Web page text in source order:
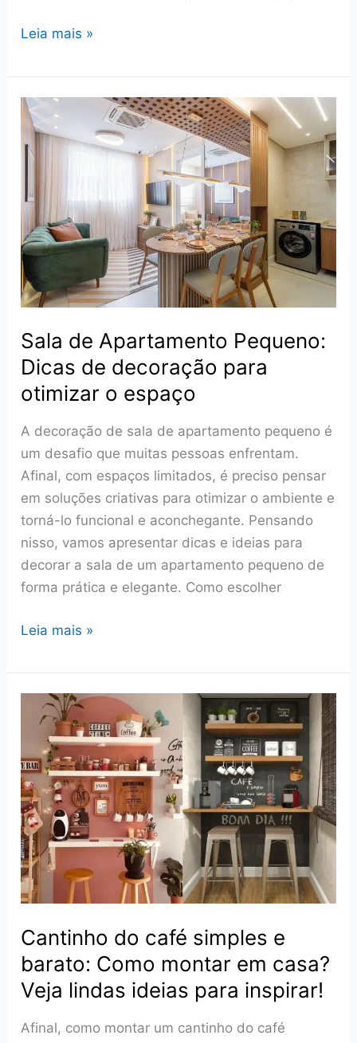
Sala
como
fazer?
Veja
+70
inspirar
e
descubra
ideias!
Leia mais »
Sala de Apartamento Pequeno:
Dicas de decoração para
otimizar o espaço
A decoração de sala de apartamento pequeno é
um desafio que muitas pessoas enfrentam.
Afinal, com espaços limitados, é preciso pensar
em soluções criativas para otimizar o ambiente e
torná-lo funcional e aconchegante. Pensando
nisso, vamos apresentar dicas e ideias para
decorar a sala de um apartamento pequeno de
forma prática e elegante. Como escolher
Sala
Apartamento
Pequeno:
Dicas
decoração
para
otimizar
o
espaço
Leia mais »
Cantinho do café simples e
barato: Como montar em casa?
Veja lindas ideias para inspirar!
Afinal, como montar um cantinho do café